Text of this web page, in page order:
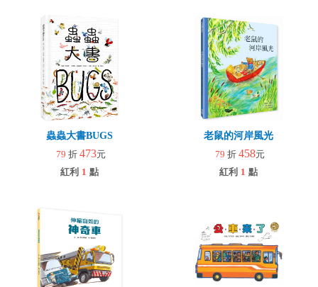
蟲蟲大書BUGS
79 折 473元
紅利 1 點
老鼠的河岸風光
79 折 458元
紅利 1 點